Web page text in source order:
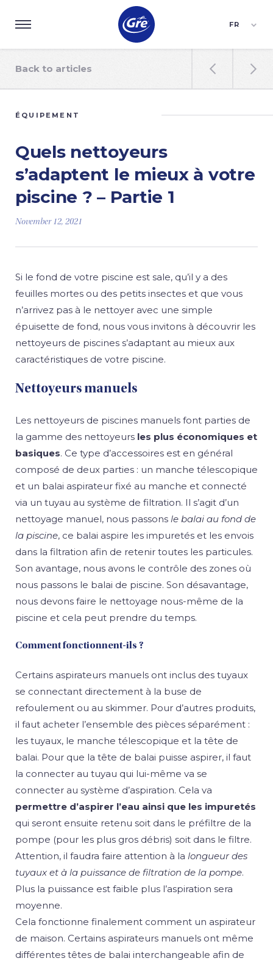
FR
Back to articles  
ÉQUIPEMENT
Quels nettoyeurs
s’adaptent le mieux à votre
piscine ? – Partie 1
November 12, 2021
Si le fond de votre piscine est sale, qu’il y a des
feuilles mortes ou des petits insectes et que vous
n’arrivez pas à le nettoyer avec une simple
épuisette de fond, nous vous invitons à découvrir les
nettoyeurs de piscines s’adaptant au mieux aux
caractéristiques de votre piscine.
Nettoyeurs manuels
Les nettoyeurs de piscines manuels font parties de
la gamme des nettoyeurs les plus économiques et
basiques. Ce type d’accessoires est en général
composé de deux parties : un manche télescopique
et un balai aspirateur fixé au manche et connecté
via un tuyau au système de filtration. Il s’agit d’un
nettoyage manuel, nous passons le balai au fond de
la piscine, ce balai aspire les impuretés et les envois
dans la filtration afin de retenir toutes les particules.
Son avantage, nous avons le contrôle des zones où
nous passons le balai de piscine. Son désavantage,
nous devons faire le nettoyage nous-même de la
piscine et cela peut prendre du temps.
Comment fonctionnent-ils ?
Certains aspirateurs manuels ont inclus des tuyaux
se connectant directement à la buse de
refoulement ou au skimmer. Pour d’autres produits,
il faut acheter l’ensemble des pièces séparément :
les tuyaux, le manche télescopique et la tête de
balai. Pour que la tête de balai puisse aspirer, il faut
la connecter au tuyau qui lui-même va se
connecter au système d’aspiration. Cela va
permettre d’aspirer l’eau ainsi que les impuretés
qui seront ensuite retenu soit dans le préfiltre de la
pompe (pour les plus gros débris) soit dans le filtre.
Attention, il faudra faire attention à la longueur des
tuyaux et à la puissance de filtration de la pompe.
Plus la puissance est faible plus l’aspiration sera
moyenne.
Cela fonctionne finalement comment un aspirateur
de maison. Certains aspirateurs manuels ont même
différentes têtes de balai interchangeable afin de